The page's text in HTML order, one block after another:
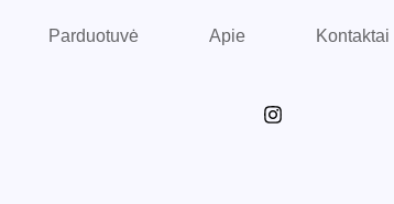
Parduotuvė Apie Kontaktai